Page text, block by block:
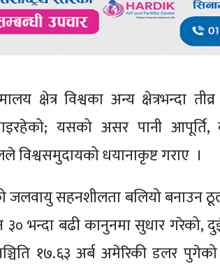
क्षेत्र विश्वका अन्य क्षेत्रभन्दा
यसको असर पानी
विश्वसमुदायको धयानाकृष्ट गराए ।
जलवायु सहनशीलता बलियो
भन्दा बढी कानुनमा सुधार गरेको,
१७.६३ अर्ब अमेरिकी डलर पुगेको